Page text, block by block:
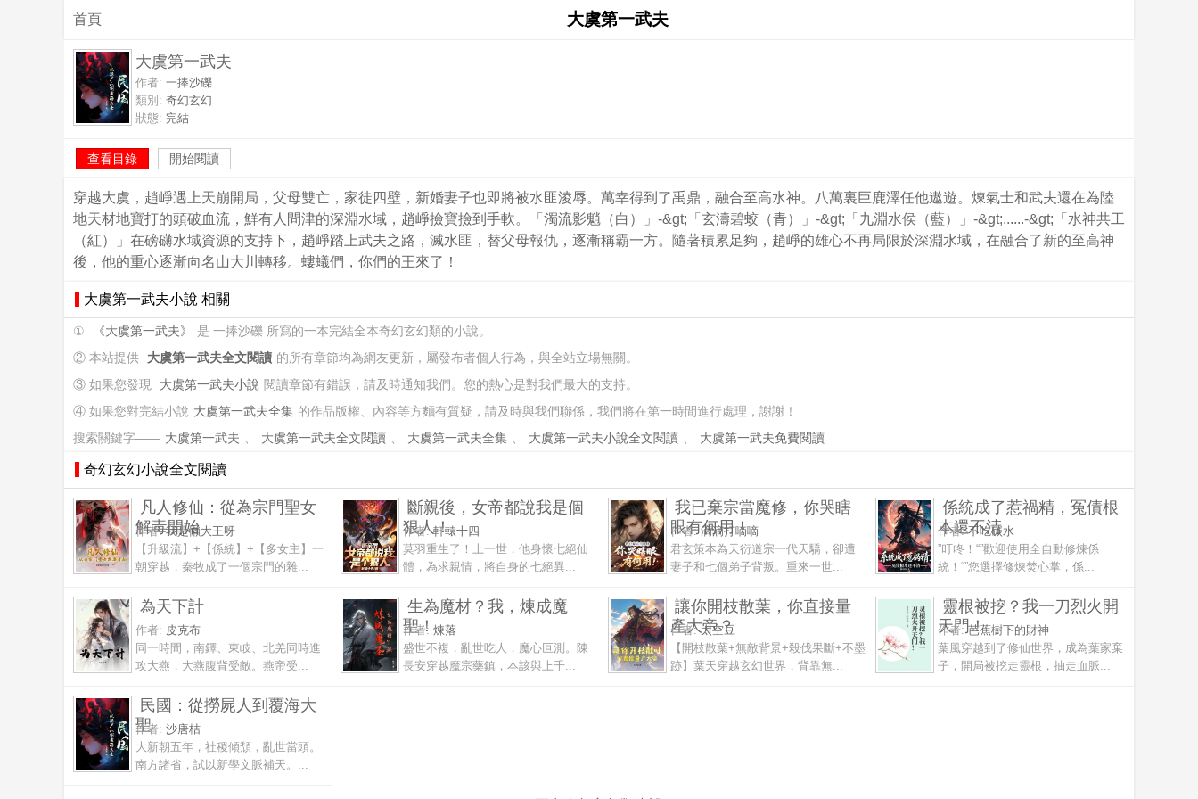
首頁 大虞第一武夫
大虞第一武夫
作者: 一捧沙礫
類別: 奇幻玄幻
狀態: 完結
查看目錄 開始閱讀
穿越大虞，趙崢遇上天崩開局，父母雙亡，家徒四壁，新婚妻子也即將被水匪淩辱。萬幸得到了禹鼎，融合至高水神。八萬裏巨鹿澤任他遨遊。煉氣士和武夫還在為陸
地天材地寶打的頭破血流，鮮有人問津的深淵水域，趙崢撿寶撿到手軟。「濁流影魈（白）」-&gt;「玄濤碧蛟（青）」-&gt;「九淵水侯（藍）」-&gt;......-&gt;「水神共工
（紅）」在磅礴水域資源的支持下，趙崢踏上武夫之路，滅水匪，替父母報仇，逐漸稱霸一方。隨著積累足夠，趙崢的雄心不再局限於深淵水域，在融合了新的至高神
後，他的重心逐漸向名山大川轉移。螻蟻們，你們的王來了！
大虞第一武夫小說 相關
① 《大虞第一武夫》
是 一捧沙礫 所寫的一本完結全本奇幻玄幻類的小說。
② 本站提供
大虞第一武夫全文閱讀 的所有章節均為網友更新，屬發布者個人行為，與全站立場無關。
③ 如果您發現
大虞第一武夫小說 閱讀章節有錯誤，請及時通知我們。您的熱心是對我們最大的支持。
④ 如果您對完結小說 大虞第一武夫全集 的作品版權、內容等方麵有質疑，請及時與我們聯係，我們將在第一時間進行處理，謝謝！
搜索關鍵字—— 大虞第一武夫 、 大虞第一武夫全文閱讀 、 大虞第一武夫全集 、 大虞第一武夫小說全文閱讀 、 大虞第一武夫免費閱讀
奇幻玄幻小說全文閱讀
凡人修仙：從為宗門聖女
解毒開始
作者:我是懶大王呀
【升級流】+【係統】+【多女主】一
朝穿越，秦牧成了一個宗門的雜...
斷親後，女帝都說我是個
狠人！
作者:軒轅十四
莫羽重生了！上一世，他身懷七絕仙
體，為求親情，將自身的七絕異...
我已棄宗當魔修，你哭瞎
眼有何用！
作者:滴滴打嘀嘀
君玄策本為天衍道宗一代天驕，卻遭
妻子和七個弟子背叛。重來一世...
係統成了惹禍精，冤債根
本還不清
作者:不吃碳水
”叮咚！“”歡迎使用全自動修煉係
統！“”您選擇修煉焚心掌，係...
為天下計
作者: 皮克布
同一時間，南鐸、東岐、北羌同時進
攻大燕，大燕腹背受敵。燕帝受...
生為魔材？我，煉成魔
聖！
作者: 煉落
盛世不複，亂世吃人，魔心叵測。陳
長安穿越魔宗藥鎮，本該與上千...
讓你開枝散葉，你直接量
產大帝？
作者:太空豆
【開枝散葉+無敵背景+殺伐果斷+不墨
跡】葉天穿越玄幻世界，背靠無...
靈根被挖？我一刀烈火開
天門！
作者:芭蕉樹下的財神
葉風穿越到了修仙世界，成為葉家棄
子，開局被挖走靈根，抽走血脈...
民國：從撈屍人到覆海大
聖
作者: 沙唐桔
大新朝五年，社稷傾頹，亂世當頭。
南方諸省，試以新學文脈補天。...